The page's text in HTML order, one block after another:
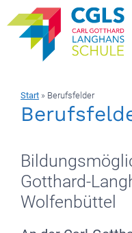
Inhalt
springen
Start » Berufsfelder
Gotthard-
Wolfenbüttel